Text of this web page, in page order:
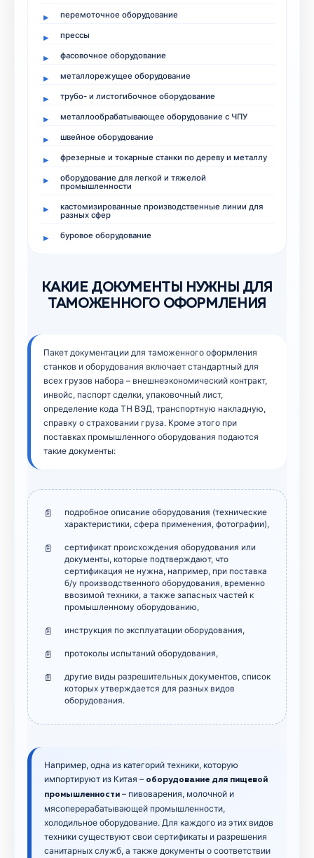
перемоточное оборудование
прессы
фасовочное оборудование
металлорежущее оборудование
трубо- и листогибочное оборудование
металлообрабатывающее оборудование с ЧПУ
швейное оборудование
фрезерные и токарные станки по дереву и металлу
оборудование для легкой и тяжелой
промышленности
кастомизированные производственные линии для
разных сфер
буровое оборудование
КАКИЕ ДОКУМЕНТЫ НУЖНЫ ДЛЯ
ТАМОЖЕННОГО ОФОРМЛЕНИЯ
Пакет документации для таможенного оформления
станков и оборудования включает стандартный для
всех грузов набора – внешнеэкономический контракт,
инвойс, паспорт сделки, упаковочный лист,
определение кода ТН ВЭД, транспортную накладную,
справку о страховании груза. Кроме этого при
поставках промышленного оборудования подаются
такие документы:
подробное описание оборудования (технические
характеристики, сфера применения, фотографии),
сертификат происхождения оборудования или
документы, которые подтверждают, что
сертификация не нужна, например, при поставка
б/у производственного оборудования, временно
ввозимой техники, а также запасных частей к
промышленному оборудованию,
инструкция по эксплуатации оборудования,
протоколы испытаний оборудования,
другие виды разрешительных документов, список
которых утверждается для разных видов
оборудования.
Например, одна из категорий техники, которую
импортируют из Китая – оборудование для пищевой
промышленности – пивоварения, молочной и
мясоперерабатывающей промышленности,
холодильное оборудование. Для каждого из этих видов
техники существуют свои сертификаты и разрешения
санитарных служб, а также документы о соответствии